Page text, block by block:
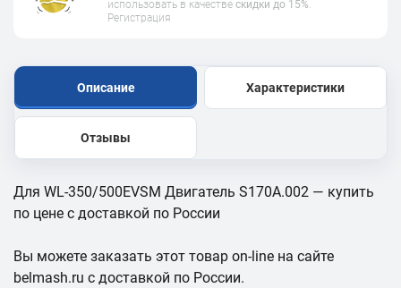
использовать в качестве скидки до 15%.
Регистрация
Описание Характеристики
Отзывы
Для WL-350/500EVSM Двигатель S170A.002 — купить
по цене с доставкой по России
Вы можете заказать этот товар on-line на сайте
belmash.ru с доставкой по России.